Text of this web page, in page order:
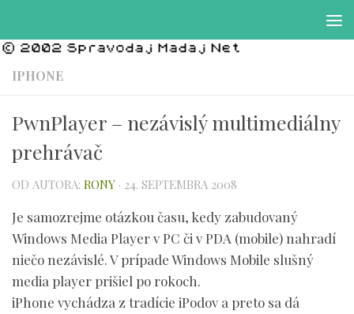
IPHONE
PwnPlayer – nezávislý multimediálny
prehrávač
OD AUTORA: RONY · 24. SEPTEMBRA 2008
Je samozrejme otázkou času, kedy zabudovaný
Windows Media Player v PC či v PDA (mobile) nahradí
niečo nezávislé. V prípade Windows Mobile slušný
media player prišiel po rokoch.
iPhone vychádza z tradície iPodov a preto sa dá